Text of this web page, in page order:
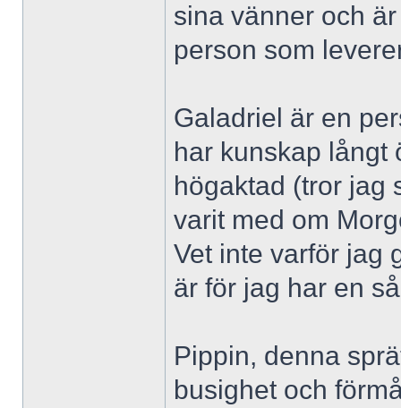
sina vänner och
person som
Galadriel är en
har kunskap långt
högaktad (tror jag
varit med om
Vet inte varför jag
är för jag har en
Pippin, denna
busighet och